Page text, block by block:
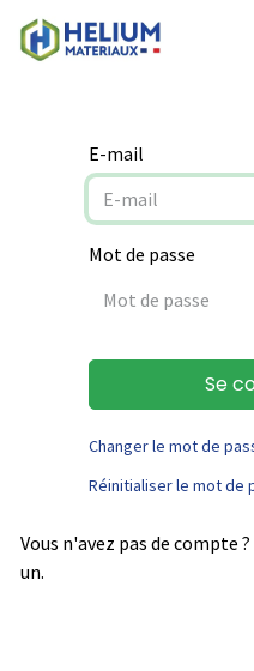
E-mail
Mot de passe
Se
Changer le mot de
Réinitialiser le mot de
Vous n'avez pas de compte ?
un.